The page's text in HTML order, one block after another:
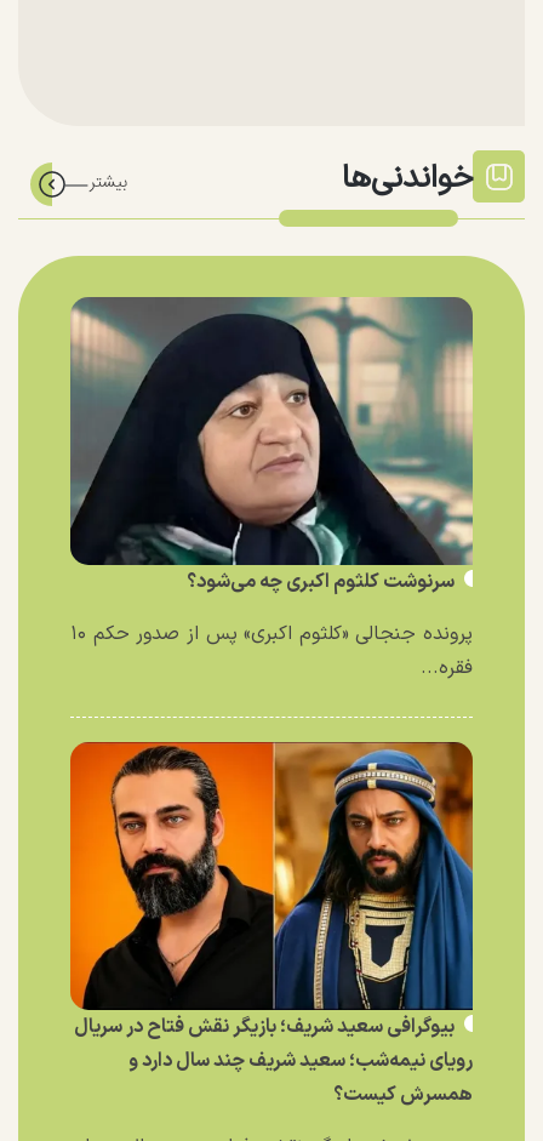
خواندنی‌ها
سرنوشت کلثوم اکبری چه می‌شود؟
پرونده جنجالی «کلثوم اکبری» پس از صدور حکم ۱۰
فقره...
بیوگرافی سعید شریف؛ بازیگر نقش فتاح در سریال
رویای نیمه‌شب؛ سعید شریف چند سال دارد و
همسرش کیست؟